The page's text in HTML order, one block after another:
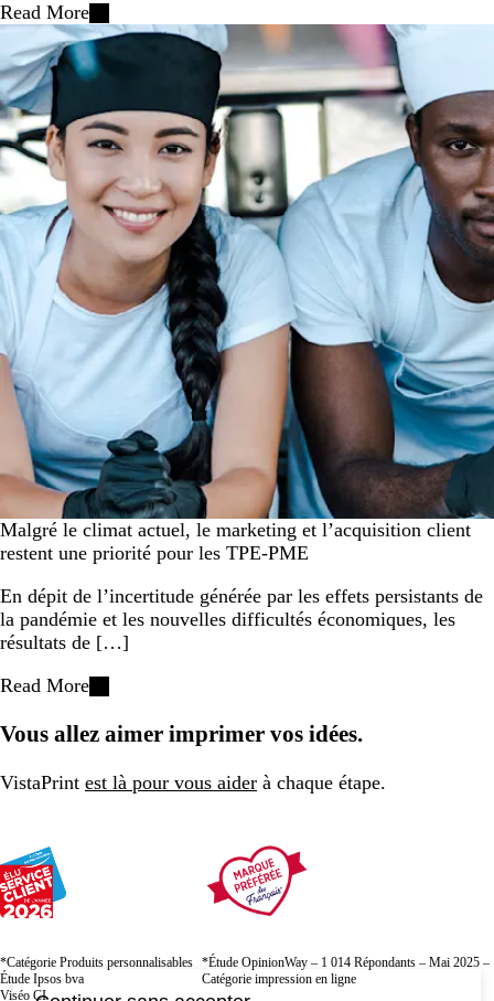
Read More
Malgré le climat actuel, le marketing et l’acquisition client
restent une priorité pour les TPE-PME
En dépit de l’incertitude générée par les effets persistants de
la pandémie et les nouvelles difficultés économiques, les
résultats de […]
Read More
Vous allez aimer imprimer vos idées.
VistaPrint est là pour vous aider à chaque étape.
*Catégorie Produits personnalisables
Étude Ipsos bva
Viséo CI
*Étude OpinionWay – 1 014 Répondants – Mai 2025 –
Catégorie impression en ligne